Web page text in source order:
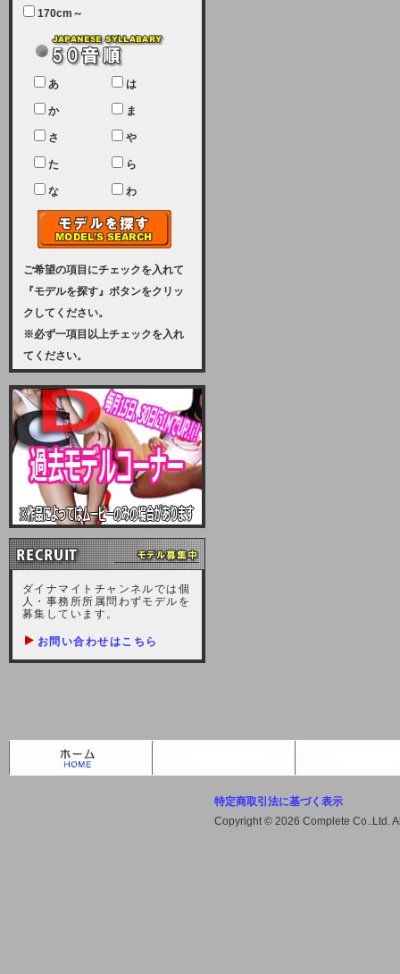
のみになっております。大変ご迷惑
キャシュでの決済は可能ですので、
宜しくお願い致します。
2024-02-23 (金)
【クレジットカード決済について】
只今、クレジットカード会社の都合
により決済ができない状況です。
ユーザー様には、大変ご迷惑をおか
けいたしまして申し訳ございませ
ん。
2023-08-31 (木)
【サーバーメンテナンス実施のお知
らせ】
2023年 9月10日（日曜日）午前8：
サーバーメンテナンスを実施いたし
ます。その為、アクセスはできませ
ますが、ご理解の程を宜しくお願い
致します。
2022-09-01 (木)
【サーバーメンテナンスのお知ら
せ】
9月10日（土曜日）AM6：00から
AM8：00（予定）サーバーメンテ
ナンスを致します。ご迷惑をおかけ
しますが、宜しくお願い致します。
2021-10-22 (金)
2021/10/7に起きました地震によ
不安定な状況もあります。会員様に
は、ご不便をお掛けしますが宜しく
170cm～
あ は
か ま
さ や
た ら
な わ
ご希望の項目にチェックを入れて
『モデルを探す』ボタンをクリッ
クしてください。
※必ず一項目以上チェックを入れ
てください。
ダイナマイトチャンネルでは個
人・事務所所属問わずモデルを
募集しています。
お問い合わせはこちら
特定商取引法に基づく表示
Copyright © 2026 Complete Co..Ltd.